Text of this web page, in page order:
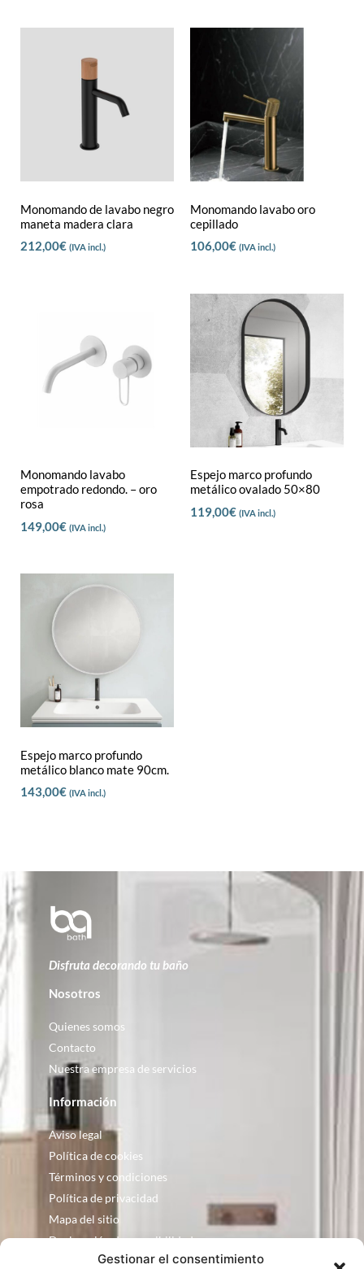
Gestionar el consentimiento
Monomando de lavabo negro
maneta madera clara
212,00€ (IVA incl.)
Monomando lavabo oro
cepillado
106,00€ (IVA incl.)
Monomando lavabo
empotrado redondo. – oro
rosa
149,00€ (IVA incl.)
Espejo marco profundo
metálico ovalado 50×80
119,00€ (IVA incl.)
Espejo marco profundo
metálico blanco mate 90cm.
143,00€ (IVA incl.)
Disfruta decorando tu baño
Nosotros
Quienes somos
Contacto
Nuestra empresa de servicios
Información
Aviso legal
Política de cookies
Términos y condiciones
Política de privacidad
Mapa del sitio
Declaración de accesibilidad